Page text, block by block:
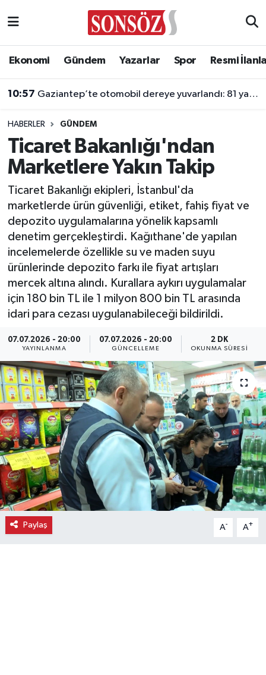
Ekonomi Gündem Yazarlar Spor Resmi
10:57 Gaziantep’te otomobil dereye yuvarlandı: 81 yaşındaki sürücü yaralandı
HABERLER GÜNDEM
Ticaret Bakanlığı'ndan
Marketlere Yakın Takip
Ticaret Bakanlığı ekipleri, İstanbul'da
marketlerde ürün güvenliği, etiket, fahiş fiyat ve
depozito uygulamalarına yönelik kapsamlı
denetim gerçekleştirdi. Kağıthane'de yapılan
incelemelerde özellikle su ve maden suyu
ürünlerinde depozito farkı ile fiyat artışları
mercek altına alındı. Kurallara aykırı uygulamalar
için 180 bin TL ile 1 milyon 800 bin TL arasında
idari para cezası uygulanabileceği bildirildi.
07.07.2026 - 20:00
YAYINLANMA
07.07.2026 - 20:00
GÜNCELLEME
2 DK
OKUNMA SÜRESI
Paylaş A- A+
Asayiş
Biyografi
Çevre
Diğer
Dünya
Eğitim
Ekonomi
Eleman
Emlak
Gündem
Gurme
Haber
İlçe Haberleri
Keşfet
Kültür & Sanat
Ankara Nöbetçi Eczaneler
Ankara Trafik Yoğunluk Haritası
Süper Lig Puan Durumu ve Fikstür
Tüm Manşetler
Son Dakika Haberleri
Haber Arşivi